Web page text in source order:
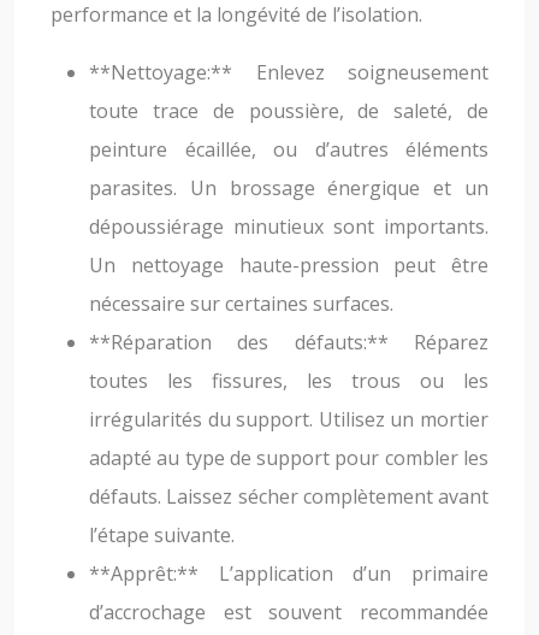
performance et la longévité de l’isolation.
**Nettoyage:** Enlevez soigneusement
toute trace de poussière, de saleté, de
peinture écaillée, ou d’autres éléments
parasites. Un brossage énergique et un
dépoussiérage minutieux sont importants.
Un nettoyage haute-pression peut être
nécessaire sur certaines surfaces.
**Réparation des défauts:** Réparez
toutes les fissures, les trous ou les
irrégularités du support. Utilisez un mortier
adapté au type de support pour combler les
défauts. Laissez sécher complètement avant
l’étape suivante.
**Apprêt:** L’application d’un primaire
d’accrochage est souvent recommandée